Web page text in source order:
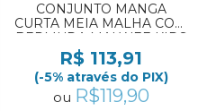
CONJUNTO MANGA
CURTA MEIA MALHA COM
BERMUDA MALWEE KIDS
REF:1000139132 10/12
R$ 113,91
(-5% através do PIX)
ou R$119,90